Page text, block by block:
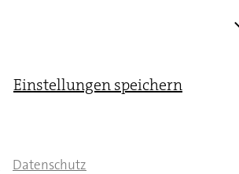
Einstellungen speichern
Datenschutz